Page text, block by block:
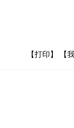
【打印】 【